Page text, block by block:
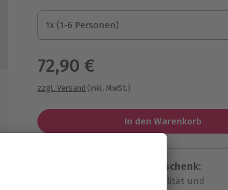
1x (1-6 Personen)
1x (1-6 Personen)
1x (1-6 Personen)
72,90 €
zzgl. Versand (inkl. MwSt.)
In den Warenkorb
Immer das passende Geschenk:
Große Auswahl, volle Flexibilität und